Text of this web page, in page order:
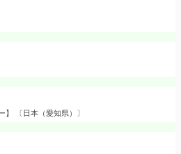
】 〔日本（愛知県）〕